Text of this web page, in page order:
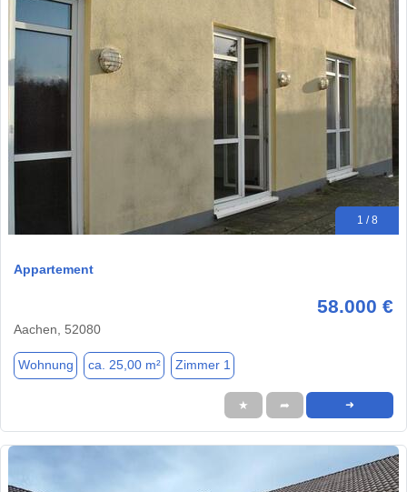
1 / 8
Appartement
58.000 €
Aachen, 52080
Wohnung ca. 25,00 m² Zimmer 1
★ ➦ ➜